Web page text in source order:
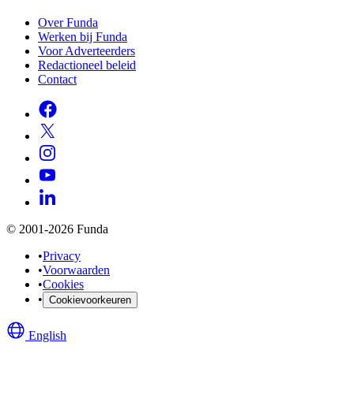
Over Funda
Werken bij Funda
Voor Adverteerders
Redactioneel beleid
Contact
© 2001-2026 Funda
•Privacy
•Voorwaarden
•Cookies
• Cookievoorkeuren
English